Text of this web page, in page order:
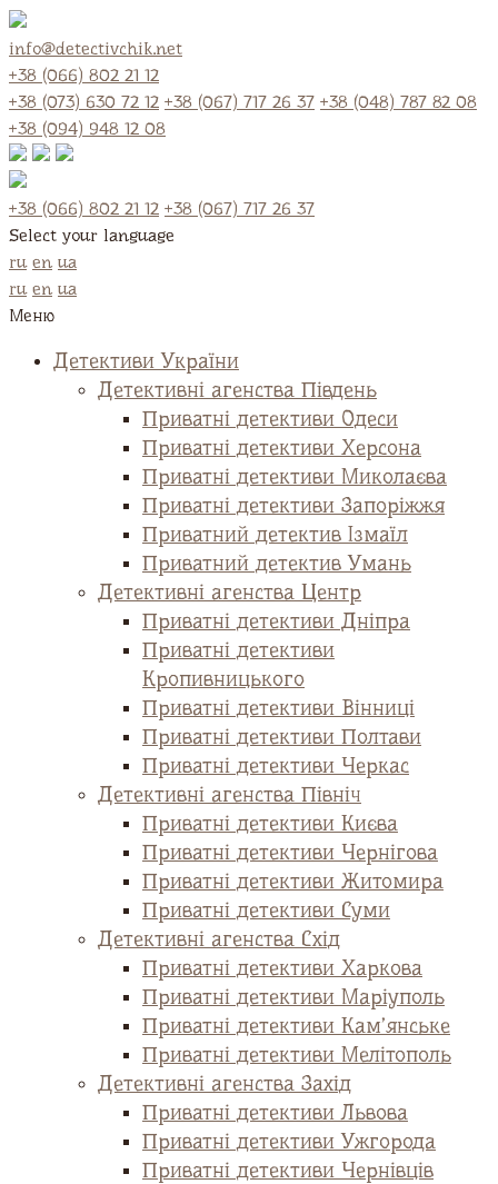
info@detectivchik.net
+38 (066) 802 21 12
+38 (073) 630 72 12 +38 (067) 717 26 37 +38 (048) 787 82 08
+38 (094) 948 12 08
+38 (066) 802 21 12 +38 (067) 717 26 37
Select your language
ru en ua
ru en ua
Меню
Детективи України
Детективні агенства Південь
Приватні детективи Одеси
Приватні детективи Херсона
Приватні детективи Миколаєва
Приватні детективи Запоріжжя
Приватний детектив Ізмаїл
Приватний детектив Умань
Детективні агенства Центр
Приватні детективи Дніпра
Приватні детективи
Кропивницького
Приватні детективи Вінниці
Приватні детективи Полтави
Приватні детективи Черкас
Детективні агенства Північ
Приватні детективи Києва
Приватні детективи Чернігова
Приватні детективи Житомира
Приватні детективи Суми
Детективні агенства Схід
Приватні детективи Харкова
Приватні детективи Маріуполь
Приватні детективи Кам’янське
Приватні детективи Мелітополь
Детективні агенства Захід
Приватні детективи Львова
Приватні детективи Ужгорода
Приватні детективи Чернівців